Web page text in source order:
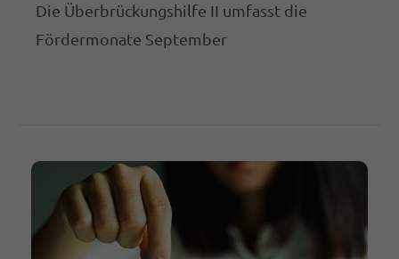
Die Überbrückungshilfe II umfasst die
Fördermonate September